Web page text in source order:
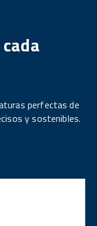
perfectas de
y sostenibles.